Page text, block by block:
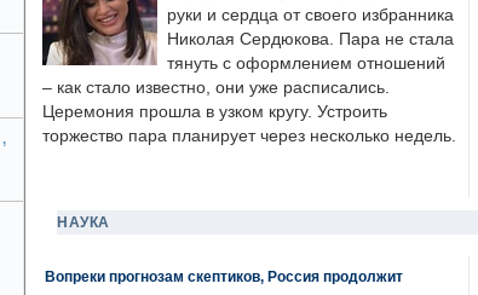
,
руки и сердца от своего избранника
Николая Сердюкова. Пара не стала
тянуть с оформлением отношений
– как стало известно, они уже расписались.
Церемония прошла в узком кругу. Устроить
торжество пара планирует через несколько недель.
НАУКА
Вопреки прогнозам скептиков, Россия продолжит